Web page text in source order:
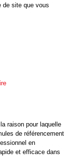
de site que vous
raison pour laquelle
de référencement
en
et efficace dans